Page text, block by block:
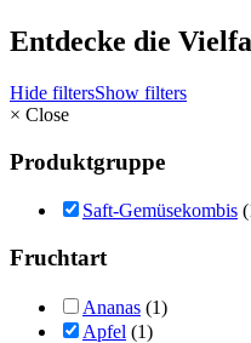
Entdecke die
Hide filtersShow filters
× Close
Produktgruppe
Saft-Gemüsekombis
Fruchtart
Ananas (1)
Apfel (1)